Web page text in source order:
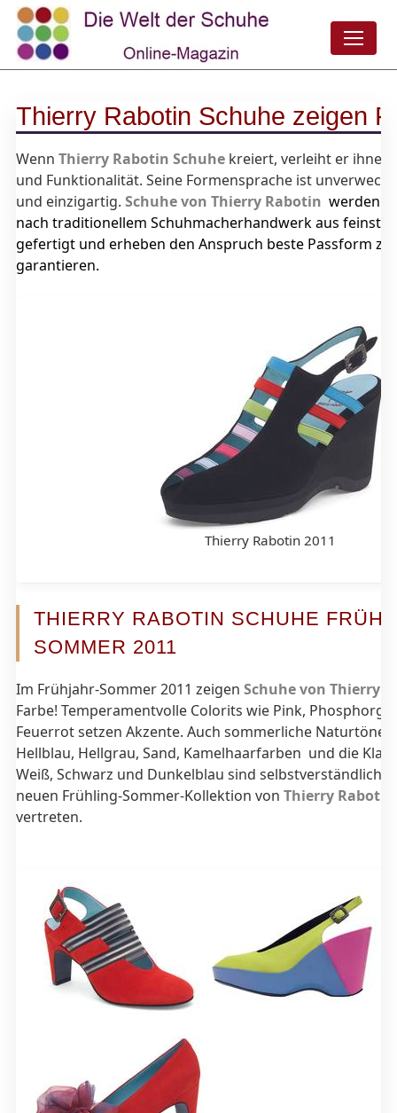
Thierry Rabotin Schuhe zeigen
Wenn Thierry Rabotin Schuhe kreiert, verleiht er ihnen
und Funktionalität. Seine Formensprache ist
und einzigartig. Schuhe von Thierry Rabotin werden
nach traditionellem Schuhmacherhandwerk aus
gefertigt und erheben den Anspruch beste Passform zu
garantieren.
Thierry Rabotin 2011
THIERRY RABOTIN SCHUHE
SOMMER 2011
Im Frühjahr-Sommer 2011 zeigen Schuhe von Thierry
Farbe! Temperamentvolle Colorits wie Pink,
Feuerrot setzen Akzente. Auch sommerliche Naturtöne
Hellblau, Hellgrau, Sand, Kamelhaarfarben und die
Weiß, Schwarz und Dunkelblau sind selbstverständlich
neuen Frühling-Sommer-Kollektion von Thierry Rabotin
vertreten.